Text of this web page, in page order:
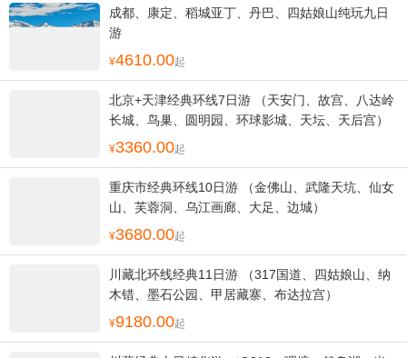
成都、康定、稻城亚丁、丹巴、四姑娘山纯玩九日
游
4610.00起
北京+天津经典环线7日游 （天安门、故宫、八达岭
长城、鸟巢、圆明园、环球影城、天坛、天后宫）
3360.00起
重庆市经典环线10日游 （金佛山、武隆天坑、仙女
山、芙蓉洞、乌江画廊、大足、边城）
3680.00起
川藏北环线经典11日游 （317国道、四姑娘山、纳
木错、墨石公园、甲居藏寨、布达拉宫）
9180.00起